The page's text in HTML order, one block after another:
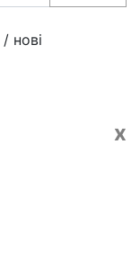
/ нові
x